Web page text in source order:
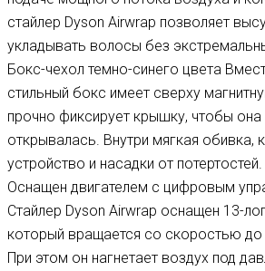
стайлер Dyson Airwrap позволяет
укладывать волосы без
Бокс-чехол темно-синего цвета
стильный бокс имеет сверху
прочно фиксирует крышку, чтобы она
открывалась. Внутри мягкая обивка,
устройство и насадки от потертостей.
Оснащен двигателем с цифровым
Стайлер Dyson Airwrap оснащен 13-
который вращается со скоростью
При этом он нагнетает воздух под